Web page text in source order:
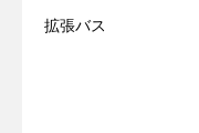
拡張バス